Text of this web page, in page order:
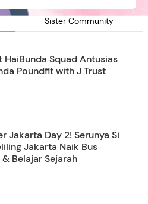
Sister Community
HaiBunda Squad Antusias
Poundfit with J Trust
Jakarta Day 2! Serunya Si
Jakarta Naik Bus
Belajar Sejarah